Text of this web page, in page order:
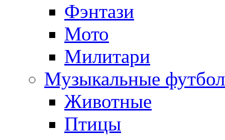
Фэнтази
Мото
Милитари
Музыкальные
Животные
Птицы